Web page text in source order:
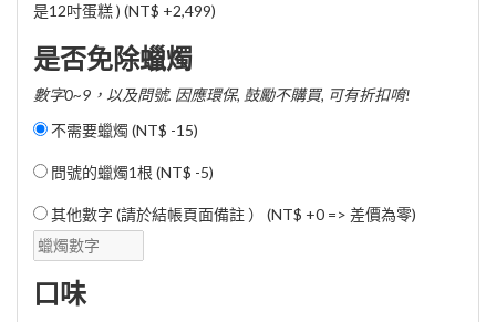
是12吋蛋糕 ) (NT$ +2,499)
是否免除蠟燭
數字0~9，以及問號. 因應環保, 鼓勵不購買, 可有折扣唷!
不需要蠟燭 (NT$ -15)
問號的蠟燭1根 (NT$ -5)
其他數字 (請於結帳頁面備註 ） (NT$ +0 => 差價為零)
口味